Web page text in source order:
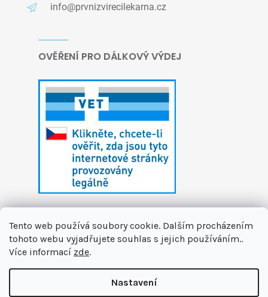
Tento web používá soubory cookie. Dalším procházením
tohoto webu vyjadřujete souhlas s jejich používáním..
Více informací zde.
Nastavení
info@prvnizvirecilekarna.cz
OVĚŘENÍ PRO DÁLKOVÝ VÝDEJ